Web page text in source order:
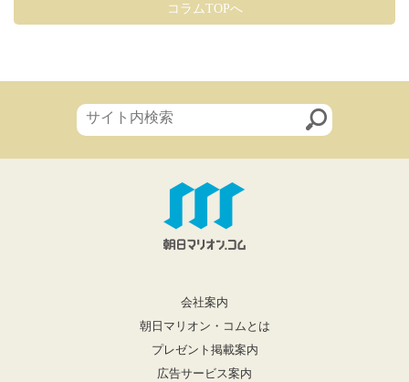
コラムTOPへ
会社案内
朝日マリオン・コムとは
プレゼント掲載案内
広告サービス案内